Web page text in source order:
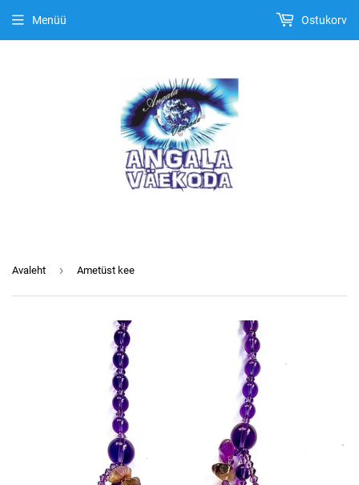
Menüü Ostukorv
Avaleht › Ametüst kee